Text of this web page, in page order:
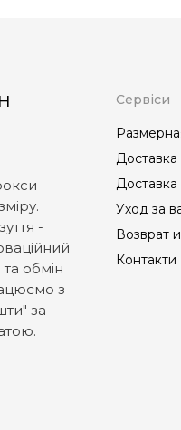
-
обмін
з
за
Сервіси
Доставка
Доставка
Уход за
Возврат
Контакти